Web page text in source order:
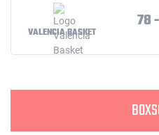
VALENCIA BASKET
78